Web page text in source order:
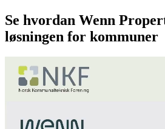
Se hvordan Wenn
løsningen for kommuner